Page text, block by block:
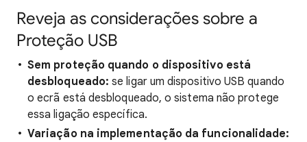
Reveja as considerações sobre a
Proteção USB
Sem proteção quando o dispositivo está
desbloqueado: se ligar um dispositivo USB quando
o ecrã está desbloqueado, o sistema não protege
essa ligação específica.
Variação na implementação da funcionalidade: